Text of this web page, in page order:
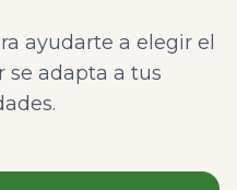
ayudarte a elegir el
se adapta a tus